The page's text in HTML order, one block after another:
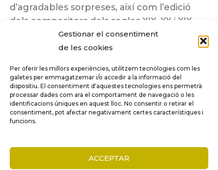
Gestionar el consentiment
de les cookies
Per oferir les millors experiències, utilitzem tecnologies com les
galetes per emmagatzemar i/o accedir a la informació del
dispositiu. El consentiment d'aquestes tecnologies ens permetrà
processar dades com ara el comportament de navegació o les
identificacions úniques en aquest lloc. No consentir o retirar el
consentiment, pot afectar negativament certes característiques i
funcions.
ACCEPTAR
d’agradables sorpreses, així com l’edició
dels compositors dels segles XIX, XX i XIX
insuficientment coneguts.
Tots els drets reservats a ©Columna
Música.
COMPARE (0)